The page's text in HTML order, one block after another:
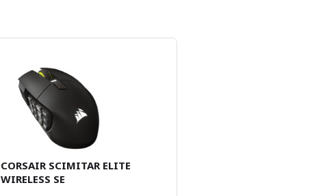
CORSAIR SCIMITAR ELITE
WIRELESS SE